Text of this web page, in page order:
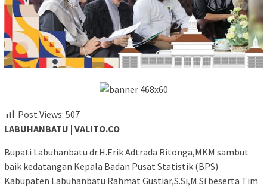
Post Views: 507
LABUHANBATU | VALITO.CO
Bupati Labuhanbatu dr.H.Erik Adtrada Ritonga,MKM sambut
baik kedatangan Kepala Badan Pusat Statistik (BPS)
Kabupaten Labuhanbatu Rahmat Gustiar,S.Si,M.Si beserta Tim